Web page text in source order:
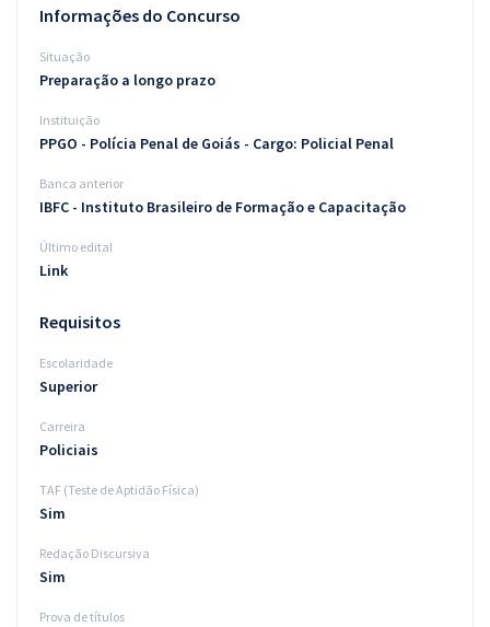
Questões grátis
Conteúdo gratuito
Aprovados
Atendimento
Informações do Concurso
Situação
Preparação a longo prazo
Instituição
PPGO - Polícia Penal de Goiás - Cargo: Policial Penal
Banca anterior
IBFC - Instituto Brasileiro de Formação e Capacitação
Último edital
Link
Requisitos
Escolaridade
Superior
Carreira
Policiais
TAF (Teste de Aptidão Física)
Sim
Redação Discursiva
Sim
Prova de títulos